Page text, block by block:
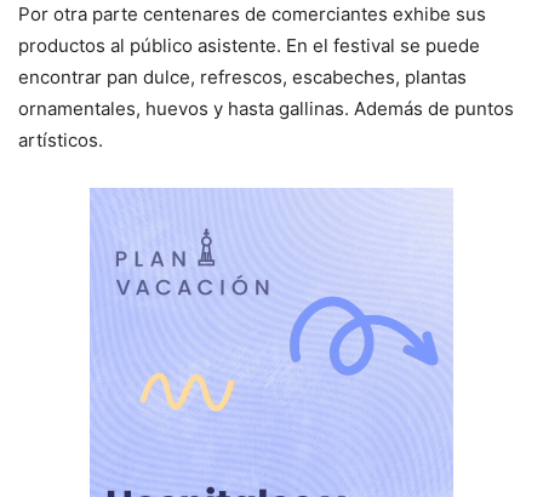
Por otra parte centenares de comerciantes exhibe sus
productos al público asistente. En el festival se puede
encontrar pan dulce, refrescos, escabeches, plantas
ornamentales, huevos y hasta gallinas. Además de puntos
artísticos.